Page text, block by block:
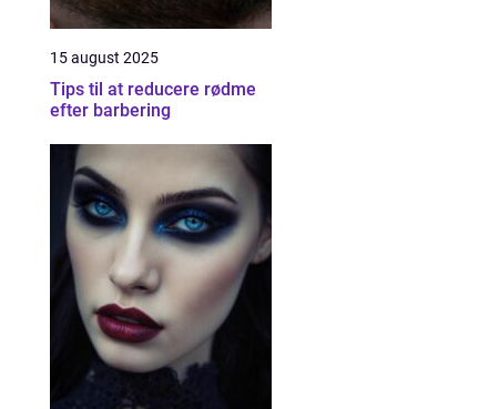
15 august 2025
Tips til at reducere rødme
efter barbering